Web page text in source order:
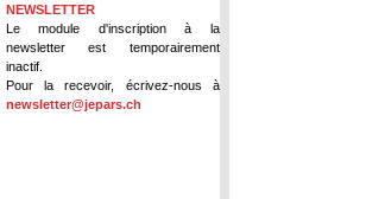
NEWSLETTER
Le module d'inscription à la
newsletter est temporairement
inactif.
Pour la recevoir, écrivez-nous à
newsletter@jepars.ch